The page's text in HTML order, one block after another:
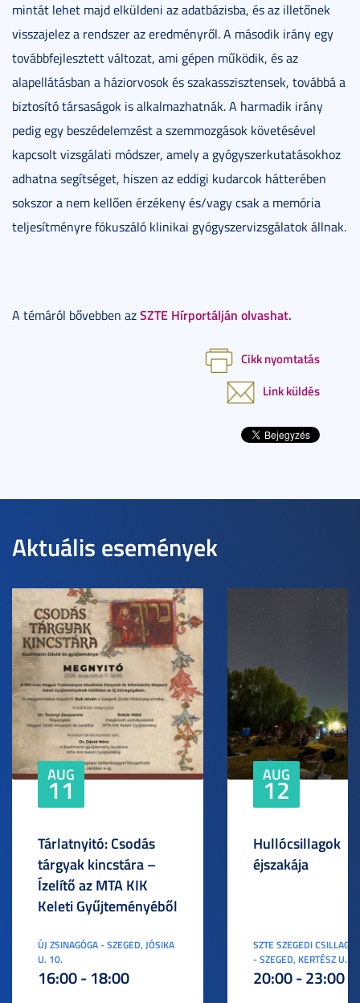
mintát lehet majd elküldeni az adatbázisba, és az illetőnek
visszajelez a rendszer az eredményről. A második irány egy
továbbfejlesztett változat, ami gépen működik, és az
alapellátásban a háziorvosok és szakasszisztensek, továbbá a
biztosító társaságok is alkalmazhatnák. A harmadik irány
pedig egy beszédelemzést a szemmozgások követésével
kapcsolt vizsgálati módszer, amely a gyógyszerkutatásokhoz
adhatna segítséget, hiszen az eddigi kudarcok hátterében
sokszor a nem kellően érzékeny és/vagy csak a memória
teljesítményre fókuszáló klinikai gyógyszervizsgálatok állnak.
A témáról bővebben azSZTE Hírportálján olvashat.
Cikk nyomtatás
Link küldés
Aktuális események
AUG
11
Tárlatnyitó: Csodás
tárgyak kincstára –
Ízelítő az MTA KIK
Keleti Gyűjteményéből
ÚJ ZSINAGÓGA - SZEGED, JÓSIKA
U. 10.
16:00 - 18:00
AUG
12
Hullócsillagok
éjszakája
SZTE SZEGEDI
- SZEGED, KERTÉSZ U. 3.
20:00 - 23:00